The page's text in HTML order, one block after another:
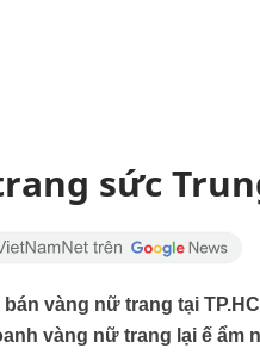
sức
vàng nữ trang tại
vàng nữ trang lại ế ẩm